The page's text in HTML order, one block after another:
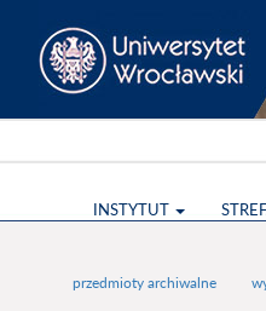
INSTYTUT
przedmioty archiwalne